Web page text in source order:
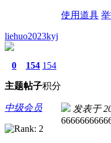
使用道具
liehuo2023kyj
0
主题
154
帖子
154
积分
中级会员 发表于